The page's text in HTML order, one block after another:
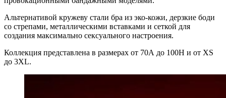
Альтернативой кружеву стали бра из эко-кожи, дерзкие боди
со стрепами, металлическими вставками и сеткой для
создания максимально сексуального настроения.
Коллекция представлена в размерах от 70А до 100H и от XS
до 3XL.